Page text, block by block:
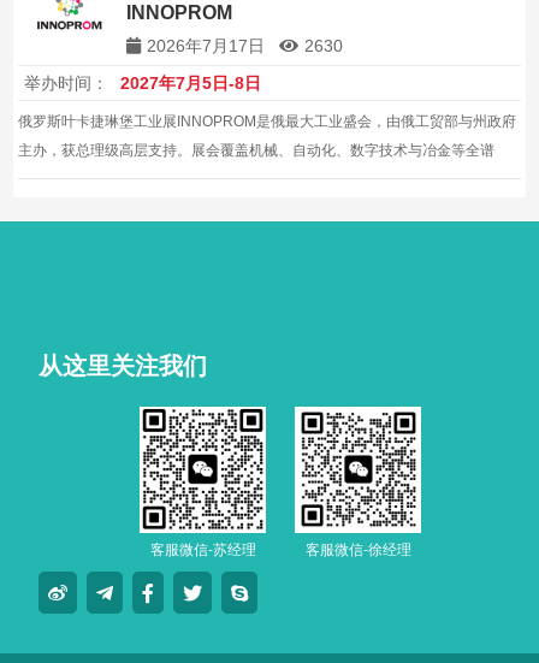
INNOPROM
2026年7月17日
2630
举办时间：
2027年7月5日-8日
俄罗斯叶卡捷琳堡工业展INNOPROM是俄最大工业盛会，由俄工贸部与州政府
主办，获总理级高层支持。展会覆盖机械、自动化、数字技术与冶金等全谱
系，辐射欧亚经济联盟与中亚市场，是企业开拓俄罗斯及独联体工业渠道、对
从这里关注我们
客服微信-苏经理 客服微信-徐经理